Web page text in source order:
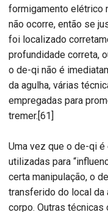
formigamento elétrico
não ocorre, então se
foi localizado
profundidade correta,
o de-qi não é
da agulha, várias
empregadas para
tremer.[61]
Uma vez que o de-qi
utilizadas para
certa manipulação, o
transferido do local da
corpo. Outras técnicas